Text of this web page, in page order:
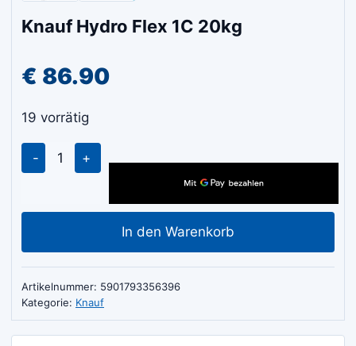
Knauf Hydro Flex 1C 20kg
€ 86.90
19 vorrätig
Knauf
Hydro
1C
In den Warenkorb
Artikelnummer: 5901793356396
Kategorie: Knauf